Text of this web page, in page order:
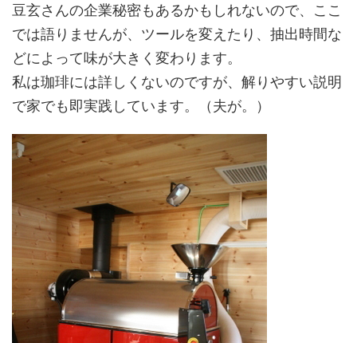
豆玄さんの企業秘密もあるかもしれないので、ここ
では語りませんが、ツールを変えたり、抽出時間な
どによって味が大きく変わります。
私は珈琲には詳しくないのですが、解りやすい説明
で家でも即実践しています。（夫が。）